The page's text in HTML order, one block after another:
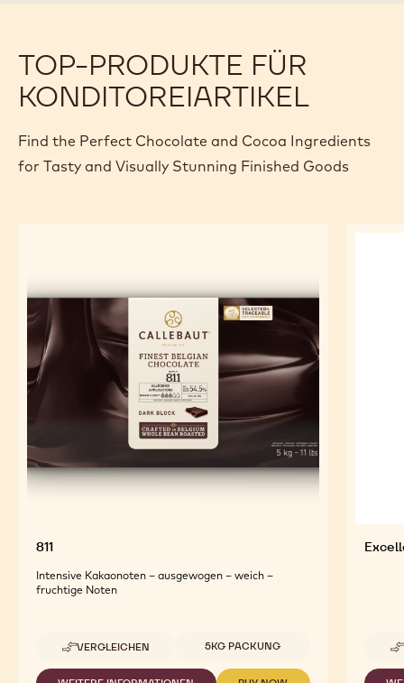
TOP-PRODUKTE FÜR
KONDITOREIARTIKEL
Find the Perfect Chocolate and Cocoa Ingredients
for Tasty and Visually Stunning Finished Goods
811
Intensive Kakaonoten – ausgewogen – weich –
fruchtige Noten
VERGLEICHEN
-
811
Verfügbare Größen
5KG PACKUNG